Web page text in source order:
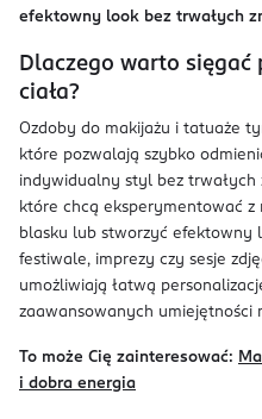
efektowny look bez trwałych
Dlaczego warto
ciała?
Ozdoby do makijażu i tatuaże
które pozwalają szybko
indywidualny styl bez trwałych
które chcą eksperymentować z
blasku lub stworzyć efektowny
festiwale, imprezy czy sesje
umożliwiają łatwą
zaawansowanych umiejętności
To może Cię zainteresować:
i dobra energia